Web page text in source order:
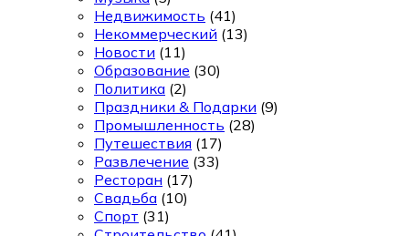
Недвижимость (41)
Некоммерческий (13)
Новости (11)
Образование (30)
Политика (2)
Праздники & Подарки (9)
Промышленность (28)
Путешествия (17)
Развлечение (33)
Ресторан (17)
Свадьба (10)
Спорт (31)